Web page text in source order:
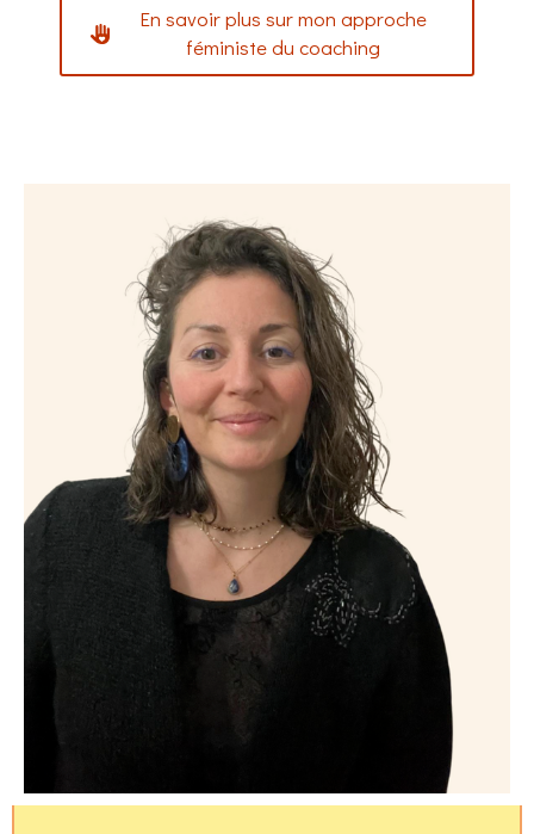
En savoir plus sur mon approche
féministe du coaching